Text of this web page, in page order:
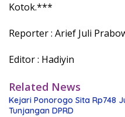
Kotok.***
Reporter : Arief Juli
Editor : Hadiyin
Related News
Kejari Ponorogo Sita Rp748
Tunjangan DPRD